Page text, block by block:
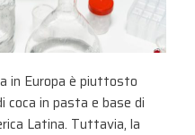
in Europa è piuttosto
coca in pasta e base di
Latina. Tuttavia, la